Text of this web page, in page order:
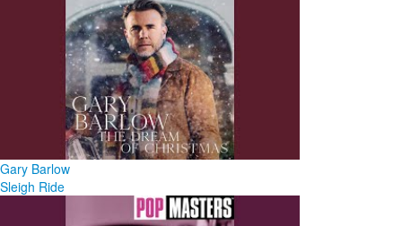
Gary Barlow
Sleigh Ride